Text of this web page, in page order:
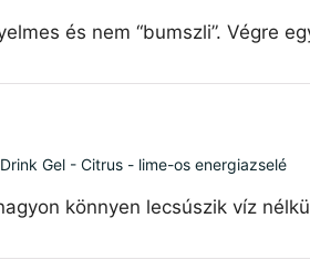
és nem “bumszli”. Végre
Gel - Citrus - lime-os energiazselé
könnyen lecsúszik víz